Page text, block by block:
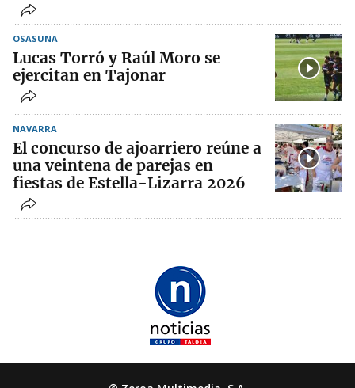
OSASUNA
Lucas Torró y Raúl Moro se
ejercitan en Tajonar
NAVARRA
El concurso de ajoarriero reúne a
una veintena de parejas en
fiestas de Estella-Lizarra 2026